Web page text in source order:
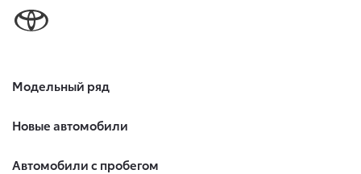
Модельный ряд
Новые автомобили
Автомобили с пробегом